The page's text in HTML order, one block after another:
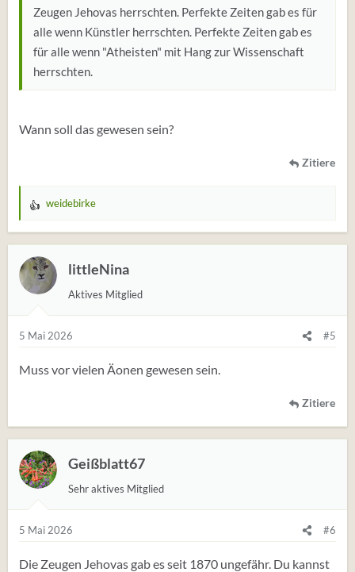
Zeugen Jehovas herrschten. Perfekte Zeiten gab es für
alle wenn Künstler herrschten. Perfekte Zeiten gab es
für alle wenn "Atheisten" mit Hang zur Wissenschaft
herrschten.
Wann soll das gewesen sein?
Zitiere
W
r
t
u
n
e
n
:
weidebirke
littleNina
Aktives Mitglied
5 Mai 2026 #5
Muss vor vielen Äonen gewesen sein.
Zitiere
Geißblatt67
Sehr aktives Mitglied
5 Mai 2026 #6
Die Zeugen Jehovas gab es seit 1870 ungefähr. Du kannst